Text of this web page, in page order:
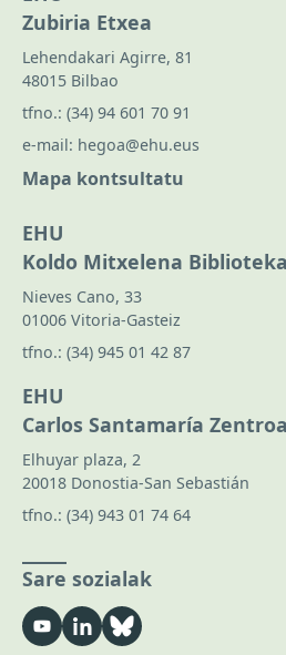
Zubiria Etxea
Lehendakari Agirre, 81
48015 Bilbao
tfno.: (34) 94 601 70 91
e-mail: hegoa@ehu.eus
Mapa kontsultatu
EHU
Koldo Mitxelena Biblioteka
Nieves Cano, 33
01006 Vitoria-Gasteiz
tfno.: (34) 945 01 42 87
EHU
Carlos Santamaría Zentroa
Elhuyar plaza, 2
20018 Donostia-San Sebastián
tfno.: (34) 943 01 74 64
Sare sozialak